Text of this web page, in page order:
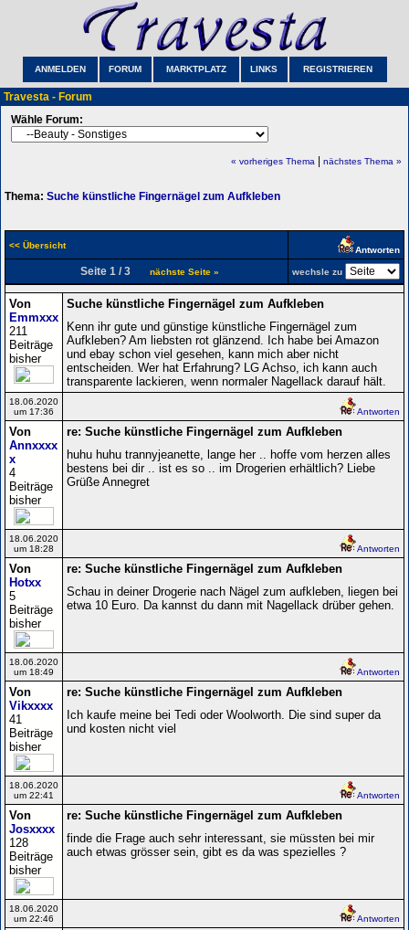
ANMELDEN FORUM MARKTPLATZ LINKS REGISTRIEREN
Travesta - Forum
Wähle Forum:
« vorheriges Thema nächstes Thema »
Thema: Suche künstliche Fingernägel zum Aufkleben
<< Übersicht Antworten
Seite 1 / 3 nächste Seite » wechsle zu
Von
Emmxxx
211
Beiträge
bisher
Suche künstliche Fingernägel zum Aufkleben
Kenn ihr gute und günstige künstliche Fingernägel zum
Aufkleben? Am liebsten rot glänzend. Ich habe bei Amazon
und ebay schon viel gesehen, kann mich aber nicht
entscheiden. Wer hat Erfahrung? LG Achso, ich kann auch
transparente lackieren, wenn normaler Nagellack darauf hält.
18.06.2020
um 17:36
Antworten
Von
Annxxxx
x
4
Beiträge
bisher
re: Suche künstliche Fingernägel zum Aufkleben
huhu huhu trannyjeanette, lange her .. hoffe vom herzen alles
bestens bei dir .. ist es so .. im Drogerien erhältlich? Liebe
Grüße Annegret
18.06.2020
um 18:28
Antworten
Von
Hotxx
5
Beiträge
bisher
re: Suche künstliche Fingernägel zum Aufkleben
Schau in deiner Drogerie nach Nägel zum aufkleben, liegen bei
etwa 10 Euro. Da kannst du dann mit Nagellack drüber gehen.
18.06.2020
um 18:49
Antworten
Von
Vikxxxx
41
Beiträge
bisher
re: Suche künstliche Fingernägel zum Aufkleben
Ich kaufe meine bei Tedi oder Woolworth. Die sind super da
und kosten nicht viel
18.06.2020
um 22:41
Antworten
Von
Josxxxx
128
Beiträge
bisher
re: Suche künstliche Fingernägel zum Aufkleben
finde die Frage auch sehr interessant, sie müssten bei mir
auch etwas grösser sein, gibt es da was spezielles ?
18.06.2020
um 22:46
Antworten